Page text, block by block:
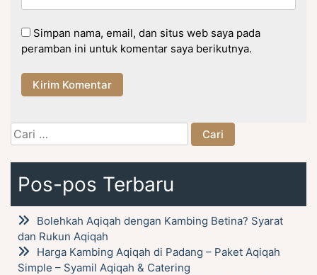
Simpan nama, email, dan situs web saya pada
peramban ini untuk komentar saya berikutnya.
Cari
untuk:
Pos-pos Terbaru
Bolehkah Aqiqah dengan Kambing Betina? Syarat
dan Rukun Aqiqah
Harga Kambing Aqiqah di Padang – Paket Aqiqah
Simple – Syamil Aqiqah & Catering